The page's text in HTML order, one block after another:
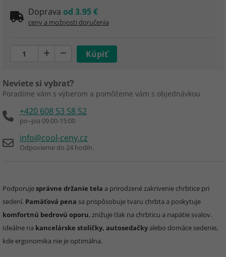
Doprava od 3.95 €
ceny a možnosti doručenia
Neviete si vybrať?
Poradíme vám s výberom a pomôžeme vám s objednávkou
+420 608 53 58 52
po–pia 09:00-15:00
info@cool-ceny.cz
Odpovieme do 24 hodín.
Podporujesprávne držanie tela a prirodzené zakrivenie chrbtice pri
sedení. Pamäťová pena sa prispôsobuje tvaru chrbta a poskytuje
komfortnú bedrovú oporu, znižuje tlak na chrbticu a napätie svalov.
Ideálne na kancelárske stoličky, autosedačkyalebo domáce sedenie,
kde ergonomika nie je optimálna.